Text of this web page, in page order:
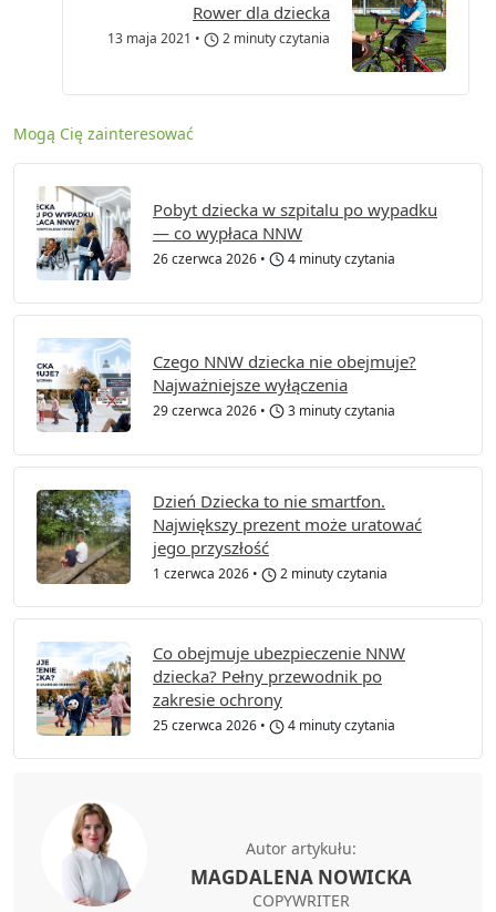
Rower dla dziecka
13 maja 2021 • 2 minuty czytania
Mogą Cię zainteresować
Pobyt dziecka w szpitalu po wypadku
— co wypłaca NNW
26 czerwca 2026 • 4 minuty czytania
Czego NNW dziecka nie obejmuje?
Najważniejsze wyłączenia
29 czerwca 2026 • 3 minuty czytania
Dzień Dziecka to nie smartfon.
Największy prezent może uratować
jego przyszłość
1 czerwca 2026 • 2 minuty czytania
Co obejmuje ubezpieczenie NNW
dziecka? Pełny przewodnik po
zakresie ochrony
25 czerwca 2026 • 4 minuty czytania
Autor artykułu:
MAGDALENA NOWICKA
COPYWRITER